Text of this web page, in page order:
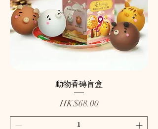
動物香磚盲盒
價格
HK$68.00